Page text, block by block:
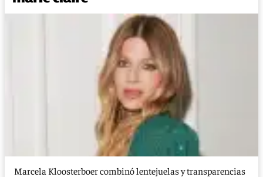
Marcela Kloosterboer combinó lentejuelas y transparencias